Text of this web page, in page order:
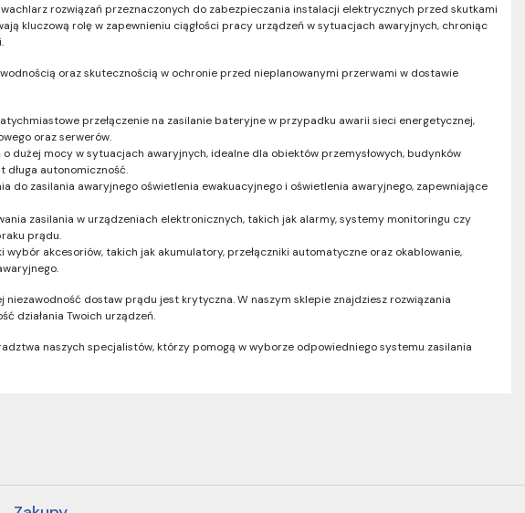
rozwiązań przeznaczonych do zabezpieczania instalacji elektrycznych przed skutkami
kluczową rolę w zapewnieniu ciągłości pracy urządzeń w sytuacjach awaryjnych, chroniąc
oraz skutecznością w ochronie przed nieplanowanymi przerwami w dostawie
przełączenie na zasilanie bateryjne w przypadku awarii sieci energetycznej,
oraz serwerów.
dużej mocy w sytuacjach awaryjnych, idealne dla obiektów przemysłowych, budynków
autonomiczność.
do zasilania awaryjnego oświetlenia ewakuacyjnego i oświetlenia awaryjnego, zapewniające
zasilania w urządzeniach elektronicznych, takich jak alarmy, systemy monitoringu czy
prądu.
wybór akcesoriów, takich jak akumulatory, przełączniki automatyczne oraz okablowanie,
dostaw prądu jest krytyczna. W naszym sklepie znajdziesz rozwiązania
działania Twoich urządzeń.
naszych specjalistów, którzy pomogą w wyborze odpowiedniego systemu zasilania